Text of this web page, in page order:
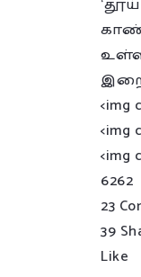
<img
<img
<img
6262
23
39
Like